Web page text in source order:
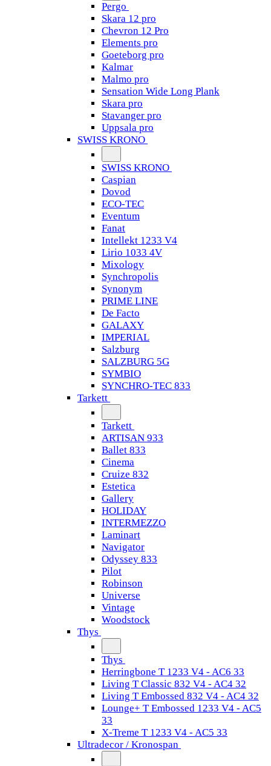
Pergo
Skara 12 pro
Chevron 12 Pro
Elements pro
Goeteborg pro
Kalmar
Malmo pro
Sensation Wide Long Plank
Skara pro
Stavanger pro
Uppsala pro
SWISS KRONO
SWISS KRONO
Caspian
Dovod
ECO-TEC
Eventum
Fanat
Intellekt 1233 V4
Lirio 1033 4V
Mixology
Synchropolis
Synonym
PRIME LINE
De Facto
GALAXY
IMPERIAL
Salzburg
SALZBURG 5G
SYMBIO
SYNCHRO-TEC 833
Tarkett
Tarkett
ARTISAN 933
Ballet 833
Cinema
Cruize 832
Estetica
Gallery
HOLIDAY
INTERMEZZO
Laminart
Navigator
Odyssey 833
Pilot
Robinson
Universe
Vintage
Woodstock
Thys
Thys
Herringbone T 1233 V4 - AC6 33
Living T Classic 832 V4 - AC4 32
Living T Embossed 832 V4 - AC4 32
Lounge+ T Embossed 1233 V4 - AC5
33
X-Treme T 1233 V4 - AC5 33
Ultradecor / Kronospan